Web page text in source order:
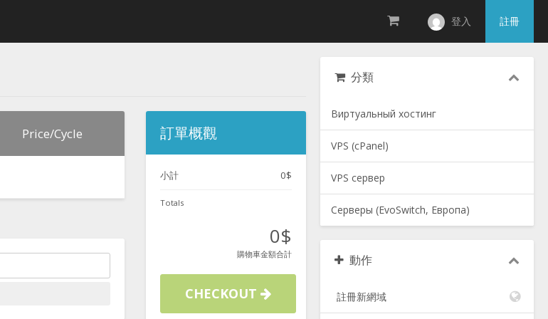
登入 註冊
Price/Cycle 訂單概觀
小計 0$
Totals
0$
購物車金額合計
CHECKOUT
分類
Виртуальный хостинг
VPS (cPanel)
VPS сервер
Серверы (EvoSwitch, Европа)
動作
註冊新網域